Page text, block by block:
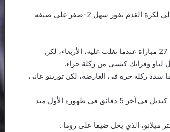
ابتعد ميلان بفارق 4 نقاط في صدارة دوري الدرجة الأولى الإيطالي لكرة القدم بفوز سهل 2-صفر على ضيفه
وأنهى يوفنتوس سجل ميلان الخالي من الهزيمة في الدوري عند 27 مباراة عندما تغلب عليه، الأربعاء، لكن
لياو وفرانك كيسي من ركلة جزاء.
ركلة حرة في العارضة، لكن تورينو عانى
وتعززت معنويات ميلان بعودة هدافه إبراهيموفيتش، حيث شارك كبديل في آخر 5 دقائق في ظهوره الأول منذ